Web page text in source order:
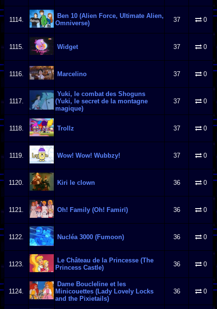
1114.
Ben 10 (Alien Force, Ultimate Alien,
Omniverse)
37 0
1115. Widget 37 0
1116. Marcelino 37 0
1117.
Yuki, le combat des Shoguns
(Yuki, le secret de la montagne
magique)
37 0
1118. Trollz 37 0
1119. Wow! Wow! Wubbzy! 37 0
1120. Kiri le clown 36 0
1121. Oh! Family (Oh! Famirī) 36 0
1122. Nucléa 3000 (Fumoon) 36 0
1123.
Le Château de la Princesse (The
Princess Castle)
36 0
1124.
Dame Boucleline et les
Minicouettes (Lady Lovely Locks
and the Pixietails)
36 0